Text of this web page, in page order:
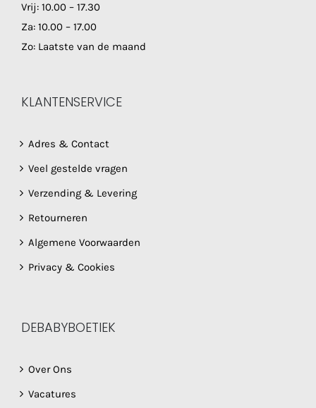
Vrij: 10.00 – 17.30
Za: 10.00 – 17.00
Zo: Laatste van de maand
KLANTENSERVICE
Adres & Contact
Veel gestelde vragen
Verzending & Levering
Retourneren
Algemene Voorwaarden
Privacy & Cookies
DEBABYBOETIEK
Over Ons
Vacatures